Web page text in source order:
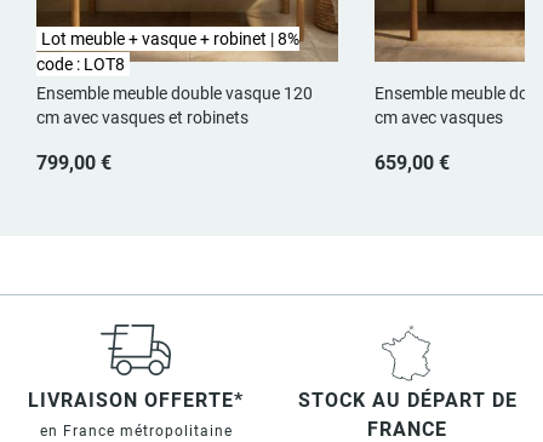
Lot meuble + vasque + robinet | 8%
code : LOT8
Ensemble meuble double vasque 120
cm avec vasques et robinets
799,00 €
Ensemble meuble
cm avec vasques
659,00 €
LIVRAISON OFFERTE*
en France métropolitaine
STOCK AU DÉPART DE
FRANCE